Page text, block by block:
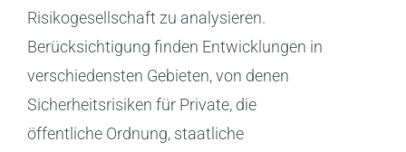
Risikogesellschaft zu analysieren.
Berücksichtigung finden Entwicklungen in
verschiedensten Gebieten, von denen
Sicherheitsrisiken für Private, die
öffentliche Ordnung, staatliche